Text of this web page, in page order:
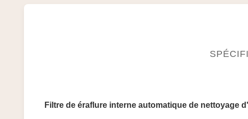
Filtre de éraflure interne automatique de nettoyage